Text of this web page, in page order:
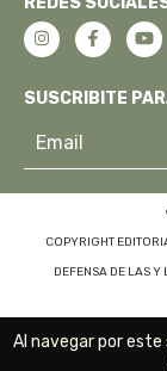
Al navegar por este
SUSCRIBITE
COPYRIGHT
DEFENSA DE LAS